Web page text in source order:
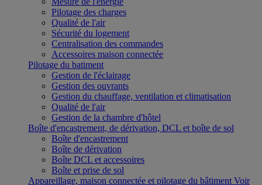
Pilotage des charges
Qualité de l'air
Sécurité du logement
Centralisation des commandes
Accessoires maison connectée
Pilotage du batiment
Gestion de l'éclairage
Gestion des ouvrants
Gestion du chauffage, ventilation et climatisation
Qualité de l'air
Gestion de la chambre d'hôtel
Boîte d'encastrement, de dérivation, DCL et boîte de sol
Boîte d'encastrement
Boîte de dérivation
Boîte DCL et accessoires
Boîte et prise de sol
Appareillage, maison connectée et pilotage du bâtiment Voir